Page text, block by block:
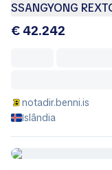
SSANGYONG
€ 42.242
notadir.benni.is
Islândia